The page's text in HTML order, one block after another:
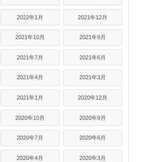
2022年1月 2021年12月
2021年10月 2021年9月
2021年7月 2021年6月
2021年4月 2021年3月
2021年1月 2020年12月
2020年10月 2020年9月
2020年7月 2020年6月
2020年4月 2020年3月